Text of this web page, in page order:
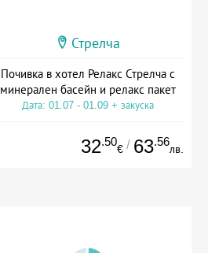
Стрелча
Почивка в хотел Релакс Стрелча с
минерален басейн и релакс пакет
Дата: 01.07 - 01.09 + закуска
32.50
€ / 63.56
лв.